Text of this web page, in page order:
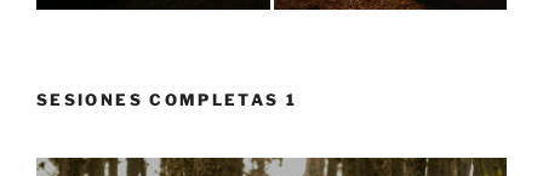
SESIONES COMPLETAS 1